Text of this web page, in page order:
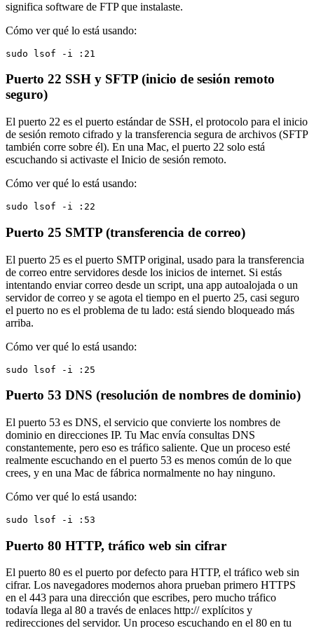
significa software de FTP que instalaste.
Cómo ver qué lo está usando:
sudo lsof -i :21
Puerto 22 SSH y SFTP (inicio de sesión remoto
seguro)
El puerto 22 es el puerto estándar de SSH, el protocolo para el inicio
de sesión remoto cifrado y la transferencia segura de archivos (SFTP
también corre sobre él). En una Mac, el puerto 22 solo está
escuchando si activaste el Inicio de sesión remoto.
Cómo ver qué lo está usando:
sudo lsof -i :22
Puerto 25 SMTP (transferencia de correo)
El puerto 25 es el puerto SMTP original, usado para la transferencia
de correo entre servidores desde los inicios de internet. Si estás
intentando enviar correo desde un script, una app autoalojada o un
servidor de correo y se agota el tiempo en el puerto 25, casi seguro
el puerto no es el problema de tu lado: está siendo bloqueado más
arriba.
Cómo ver qué lo está usando:
sudo lsof -i :25
Puerto 53 DNS (resolución de nombres de dominio)
El puerto 53 es DNS, el servicio que convierte los nombres de
dominio en direcciones IP. Tu Mac envía consultas DNS
constantemente, pero eso es tráfico saliente. Que un proceso esté
realmente escuchando en el puerto 53 es menos común de lo que
crees, y en una Mac de fábrica normalmente no hay ninguno.
Cómo ver qué lo está usando:
sudo lsof -i :53
Puerto 80 HTTP, tráfico web sin cifrar
El puerto 80 es el puerto por defecto para HTTP, el tráfico web sin
cifrar. Los navegadores modernos ahora prueban primero HTTPS
en el 443 para una dirección que escribes, pero mucho tráfico
todavía llega al 80 a través de enlaces http:// explícitos y
redirecciones del servidor. Un proceso escuchando en el 80 en tu